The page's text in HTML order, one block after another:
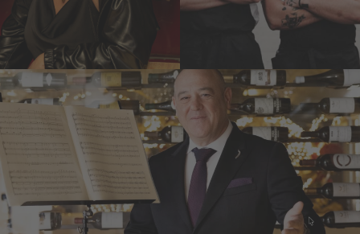
Joan Carles Ibáñez
Lasarte***